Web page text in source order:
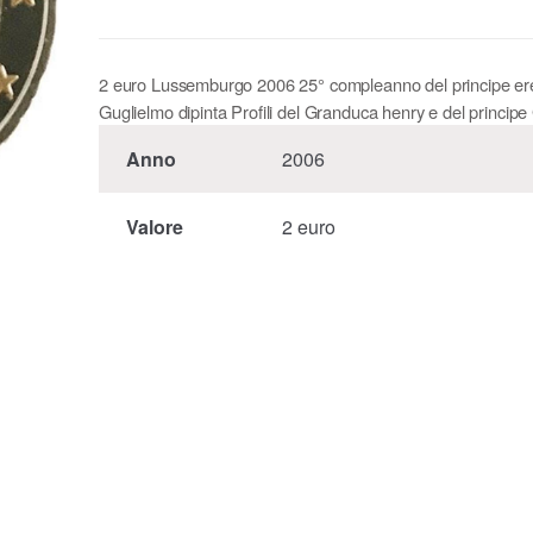
2 euro Lussemburgo 2006 25° compleanno del principe
Guglielmo dipinta Profili del Granduca henry e del principe
Anno 2006
Valore 2 euro